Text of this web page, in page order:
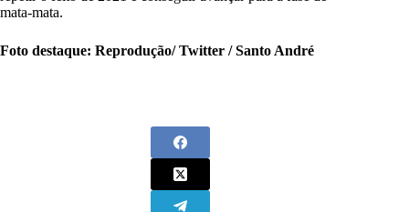
mata-mata.
Foto destaque: Reprodução/ Twitter / Santo André